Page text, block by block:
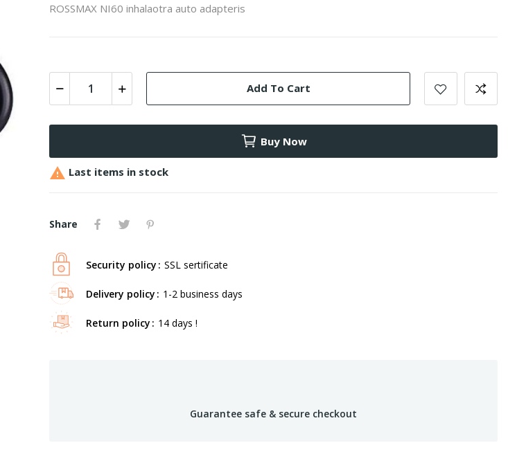
ROSSMAX NI60 inhalaotra auto adapteris
Add To Cart
Buy Now
 Last items in stock
Share
Security policy SSL sertificate
Delivery policy 1-2 business days
Return policy 14 days !
Guarantee safe & secure checkout